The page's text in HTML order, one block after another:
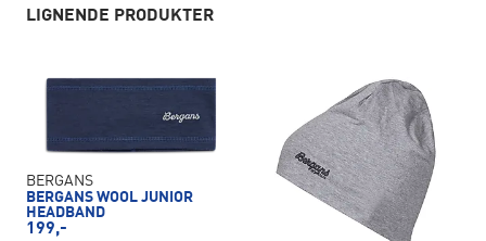
LIGNENDE PRODUKTER
BERGANS
BERGANS WOOL JUNIOR
HEADBAND
199,-